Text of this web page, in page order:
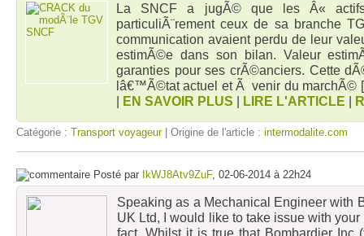
La SNCF a jugÃ© que les Â«
particuliÃ¨rement ceux de sa branche
communication avaient perdu de leur
estimÃ©e dans son bilan. Valeur
garanties pour ses crÃ©anciers. Cette
lâ€™Ã©tat actuel et Ã venir du marchÃ©
| EN SAVOIR PLUS | LIRE L'ARTICLE |
Catégorie : Transport voyageur| Origine de l'article : intermodalite.com
Posté par IkWJ8Atv9ZuF, 02-06-2014 à 22h24
Speaking as a Mechanical Engineer with
UK Ltd, I would like to take issue with
fact. Whilst it is true that Bombardier Inc